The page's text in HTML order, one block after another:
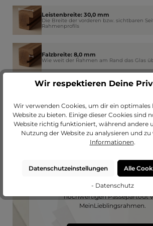
Leistenbreite: 30,0 mm
Die Breite der vorderen bzw. sichtbaren
Rahmenprofils
Falzbreite: 8,0 mm
Wie weit der Rahmen am Rand das Glas
Passendes
Erweitere deinen Rahmen mit
hochwertigen Passepartout
MeinLieblingsrahmen.
Wir respektieren Deine
Wir verwenden Cookies, um dir ein optimales
Website zu bieten. Einige dieser Cookies sind
Website richtig funktioniert, während andere
Nutzung der Website zu analysieren und zu
Informationen.
Datenschutzeinstellungen Alle
- Datenschutz